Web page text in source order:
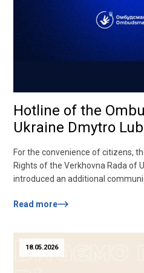
Hotline of the
Ukraine Dmytro
For the convenience of citizens,
Rights of the Verkhovna Rada of
introduced an additional
mobile phone. Please note:– the
Read more
18.05.2026